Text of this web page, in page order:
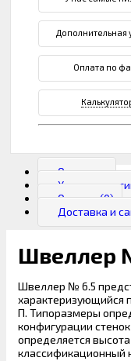
Дополнительная
Оплата по
Описание
Отзывы (0)
Доставка и
Швеллер
Швеллер № 6.5
характеризующийся
П. Типоразмеры
конфигурации
определяется
классификационный